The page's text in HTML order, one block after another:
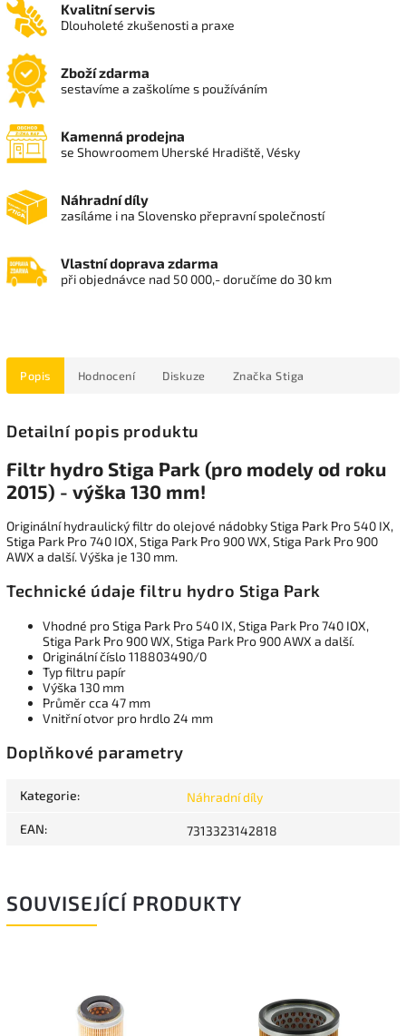
Kvalitní servis
Dlouholeté zkušenosti a praxe
Zboží zdarma
sestavíme a zaškolíme s používáním
Kamenná prodejna
se Showroomem Uherské Hradiště, Vésky
Náhradní díly
zasíláme i na Slovensko přepravní společností
Vlastní doprava zdarma
při objednávce nad 50 000,- doručíme do 30 km
Popis Hodnocení Diskuze Značka Stiga
Detailní popis produktu
Filtr hydro Stiga Park (pro modely od roku
2015) - výška 130 mm!
Originální hydraulický filtr do olejové nádobky Stiga Park Pro 540 IX,
Stiga Park Pro 740 IOX, Stiga Park Pro 900 WX, Stiga Park Pro 900
AWX a další. Výška je 130 mm.
Technické údaje filtru hydro Stiga Park
Vhodné pro Stiga Park Pro 540 IX, Stiga Park Pro 740 IOX,
Stiga Park Pro 900 WX, Stiga Park Pro 900 AWX a další.
Originální číslo 118803490/0
Typ filtru papír
Výška 130 mm
Průměr cca 47 mm
Vnitřní otvor pro hrdlo 24 mm
Doplňkové parametry
Kategorie: Náhradní díly
EAN: 7313323142818
SOUVISEJÍCÍ PRODUKTY